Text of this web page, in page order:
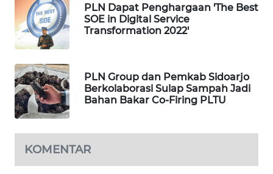
PLN Dapat Penghargaan 'The Best
SOE in Digital Service
Transformation 2022'
PLN Group dan Pemkab Sidoarjo
Berkolaborasi Sulap Sampah Jadi
Bahan Bakar Co-Firing PLTU
KOMENTAR
KOPEKLIN
PORTAL
FORWAMKI
ALPERKLINAS
FORJASIDA